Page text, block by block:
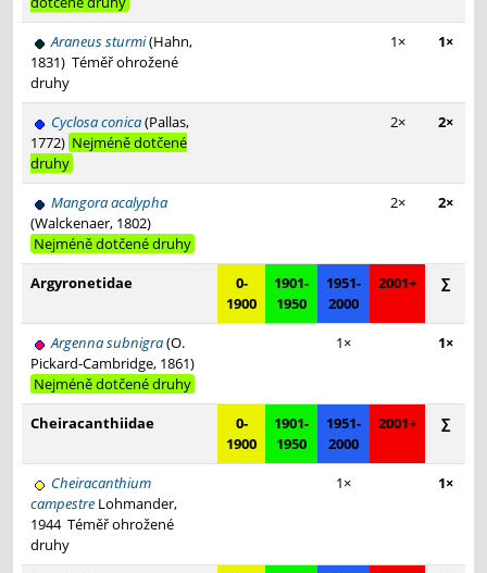
Araneus sturmi(Hahn,
1831) Téměř ohrožené
druhy
1× 1×
Cyclosa conica(Pallas,
1772) Nejméně dotčené
druhy
2× 2×
Mangora acalypha
(Walckenaer, 1802)
Nejméně dotčené druhy
2× 2×
Argyronetidae
0-
1900
1901-
1950
1951-
2000
2001+ ∑
Argenna subnigra(O.
Pickard-Cambridge, 1861)
Nejméně dotčené druhy
1× 1×
Cheiracanthiidae
0-
1900
1901-
1950
1951-
2000
2001+ ∑
Cheiracanthium
campestre Lohmander,
1944 Téměř ohrožené
druhy
1× 1×